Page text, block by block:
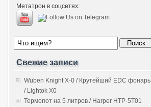
Метатрон в соцсетях:
Свежие записи
Wuben Knight X-0 / Крутейший EDC фонарь
/ Lightok X0
Термопот на 5 литров / Harper HTP-5T01